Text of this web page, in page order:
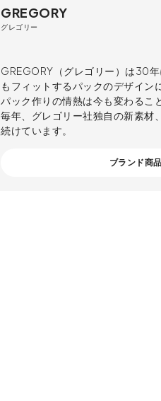
GREGORY
グレゴリー
GREGORY（グレゴリー）は30
もフィットするパックのデザイン
パック作りの情熱は今も変わるこ
毎年、グレゴリー社独自の新素材
続けています。
ブランド商